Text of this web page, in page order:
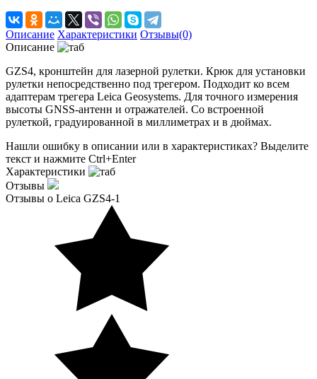
Описание Характеристики Отзывы(0)
Описание
GZS4, кронштейн для лазерной рулетки. Крюк для установки
рулетки непосредственно под трегером. Подходит ко всем
адаптерам трегера Leica Geosystems. Для точного измерения
высоты GNSS-антенн и отражателей. Со встроенной
рулеткой, градуированной в миллиметрах и в дюймах.
Нашли ошибку в описании или в характеристиках? Выделите
текст и нажмите Ctrl+Enter
Характеристики
Отзывы
Отзывы о Leica GZS4-1